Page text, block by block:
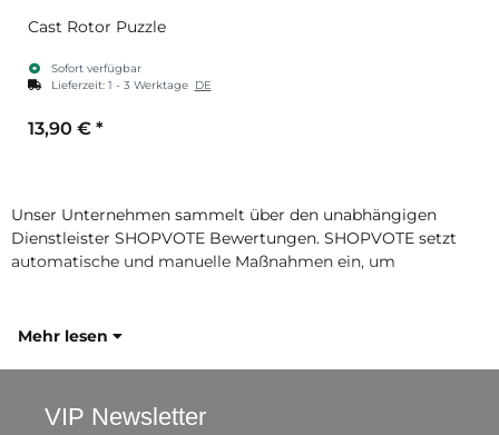
Cast Rotor Puzzle
Sofort verfügbar
Lieferzeit: 1 - 3 Werktage DE
13,90 € *
Unser Unternehmen sammelt über den unabhängigen
Dienstleister SHOPVOTE Bewertungen. SHOPVOTE setzt
automatische und manuelle Maßnahmen ein, um
Mehr lesen
VIP Newsletter